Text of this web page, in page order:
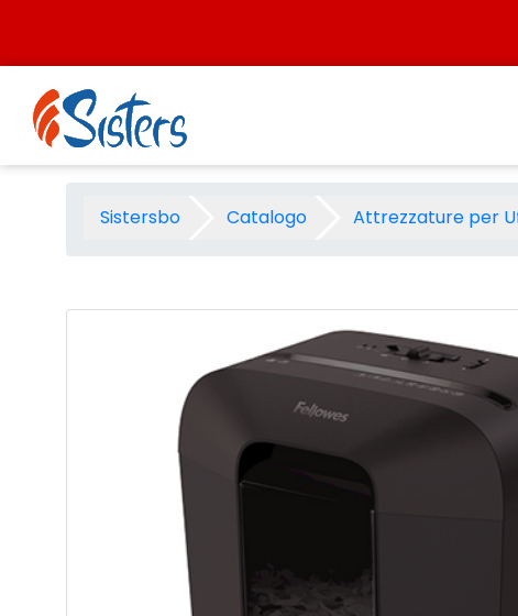
Distruggidocumenti
Sistersbo Catalogo Attrezzature per